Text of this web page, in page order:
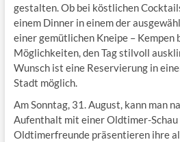
gestalten. Ob bei köstlichen
einem Dinner in einem der
einer gemütlichen Kneipe – Kempen
Möglichkeiten, den Tag stilvoll
Wunsch ist eine Reservierung in
Stadt möglich.
Am Sonntag, 31. August, kann man
Aufenthalt mit einer Oldtimer-Schau
Oldtimerfreunde präsentieren ihre